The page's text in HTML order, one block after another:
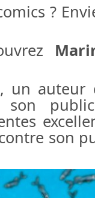
?
un
son